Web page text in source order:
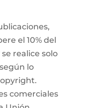
el 10% del
realice solo
lo
comerciales